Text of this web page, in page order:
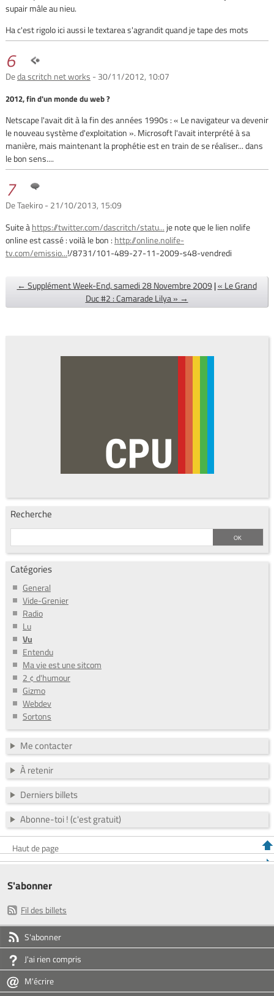
supair mâle au nieu.
Ha c'est rigolo ici aussi le textarea s'agrandit quand je tape des mots
6
Deda scritch net works - 30/11/2012, 10:07
2012, fin d'un monde du web ?
Netscape l'avait dit à la fin des années 1990s : « Le navigateur va devenir
le nouveau système d'exploitation ». Microsoft l'avait interprété à sa
manière, mais maintenant la prophétie est en train de se réaliser... dans
le bon sens....
7
De Taekiro - 21/10/2013, 15:09
Suite àhttps://twitter.com/dascritch/statu... je note que le lien nolife
online est cassé : voilà le bon : http://online.nolife-
tv.com/emissio...!/8731/101-489-27-11-2009-s48-vendredi
← Supplément Week-End, samedi 28 Novembre 2009 |« Le Grand
Duc #2 : Camarade Lilya » →
Recherche
Catégories
General
Vide-Grenier
Radio
Lu
Vu
Entendu
Ma vie est une sitcom
2 ¢ d'humour
Gizmo
Webdev
Sortons
Me contacter
À retenir
Derniers billets
Abonne-toi ! (c'est gratuit)
Haut de page
S'abonner
Fil des billets
S'abonner
J'ai rien compris
M'écrire